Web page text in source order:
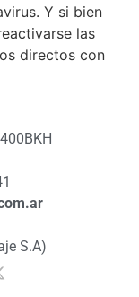
Y si bien
las
directos con
S.A)